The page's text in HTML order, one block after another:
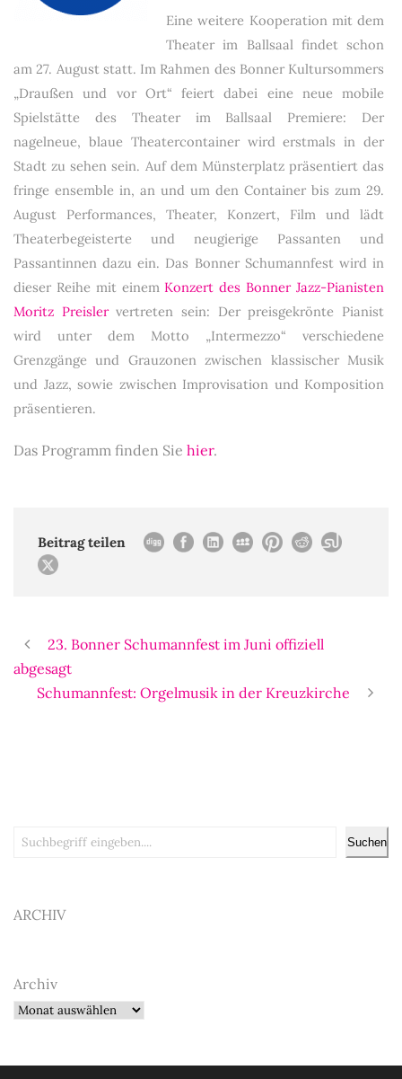
Eine weitere Kooperation mit dem
Theater im Ballsaal findet schon
am 27. August statt. Im Rahmen des Bonner Kultursommers
„Draußen und vor Ort“ feiert dabei eine neue mobile
Spielstätte des Theater im Ballsaal Premiere: Der
nagelneue, blaue Theatercontainer wird erstmals in der
Stadt zu sehen sein. Auf dem Münsterplatz präsentiert das
fringe ensemble in, an und um den Container bis zum 29.
August Performances, Theater, Konzert, Film und lädt
Theaterbegeisterte und neugierige Passanten und
Passantinnen dazu ein. Das Bonner Schumannfest wird in
dieser Reihe mit einemKonzert des Bonner Jazz-Pianisten
Moritz Preislervertreten sein: Der preisgekrönte Pianist
wird unter dem Motto „Intermezzo“ verschiedene
Grenzgänge und Grauzonen zwischen klassischer Musik
und Jazz, sowie zwischen Improvisation und Komposition
präsentieren.
Das Programm finden Sie hier.
Beitrag teilen
23. Bonner Schumannfest im Juni offiziell
abgesagt
Schumannfest: Orgelmusik in der Kreuzkirche
Suchen Suchen
ARCHIV
Archiv